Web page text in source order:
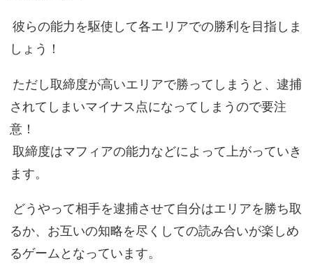
彼らの能力を駆使して各エリアでの勝利を目指しま
しょう！
ただし取締度が高いエリアで勝ってしまうと、逮捕
されてしまいマイナス点になってしまうので要注
意！
取締度はマフィアの能力などによって上がっていき
ます。
どうやって相手を逮捕させて自分はエリアを勝ち取
るか、お互いの知略を尽くしての読み合いが楽しめ
るゲームとなっています。